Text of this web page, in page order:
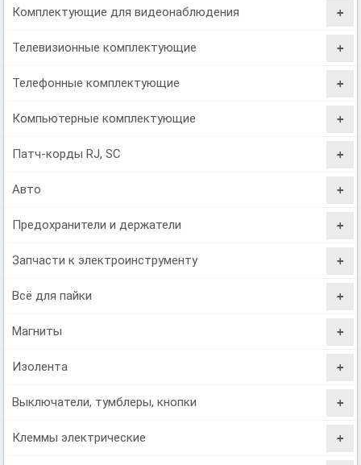
Комплектующие для видеонаблюдения
Телевизионные комплектующие
Телефонные комплектующие
Компьютерные комплектующие
Патч-корды RJ, SC
Авто
Предохранители и держатели
Запчасти к электроинструменту
Всё для пайки
Магниты
Изолента
Выключатели, тумблеры, кнопки
Клеммы электрические